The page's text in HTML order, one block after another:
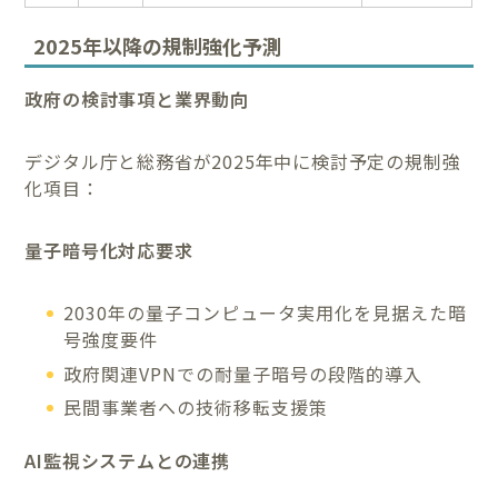
2025年以降の規制強化予測
政府の検討事項と業界動向
デジタル庁と総務省が2025年中に検討予定の規制強
化項目：
量子暗号化対応要求
2030年の量子コンピュータ実用化を見据えた暗
号強度要件
政府関連VPNでの耐量子暗号の段階的導入
民間事業者への技術移転支援策
AI監視システムとの連携